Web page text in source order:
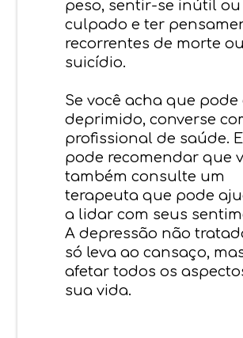
peso, sentir-se inútil ou
culpado e ter
recorrentes de morte ou
suicídio.
Se você acha que pode
deprimido, converse
profissional de saúde.
pode recomendar que
também consulte um
terapeuta que pode
a lidar com seus
A depressão não
só leva ao cansaço,
afetar todos os
sua vida.